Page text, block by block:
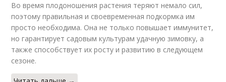
Во время плодоношения растения теряют немало сил,
поэтому правильная и своевременная подкормка им
просто необходима. Она не только повышает иммунитет,
но гарантирует садовым культурам удачную зимовку, а
также способствует их росту и развитию в следующем
сезоне.